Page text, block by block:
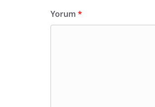
Yorum *